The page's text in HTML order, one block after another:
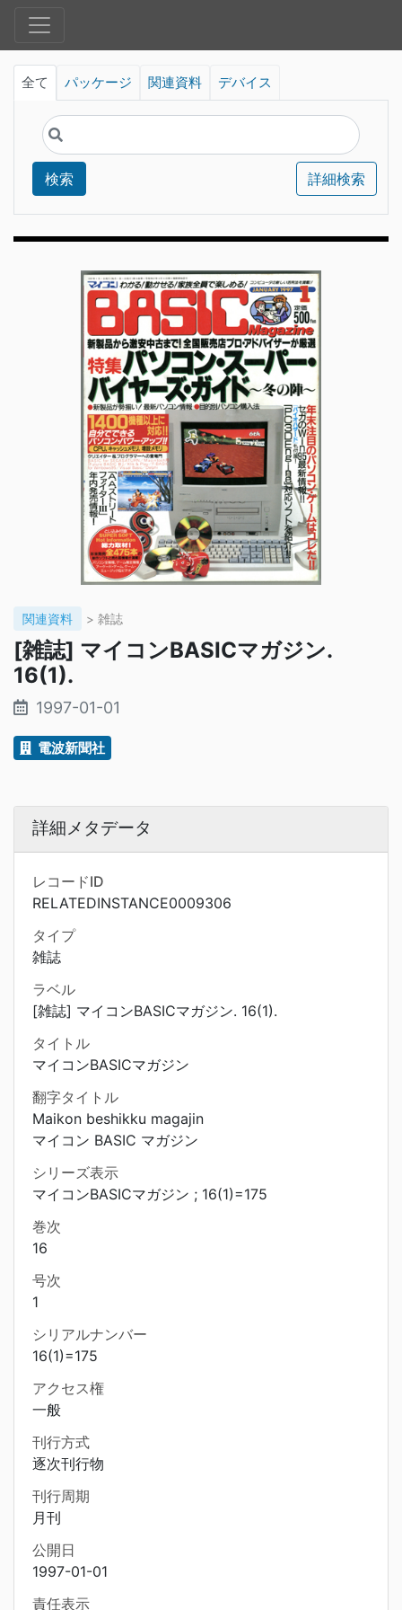
全て パッケージ 関連資料 デバイス
検索 詳細検索
関連資料 > 雑誌
[雑誌] マイコンBASICマガジン.
16(1).
1997-01-01
電波新聞社
詳細メタデータ
レコードID
RELATEDINSTANCE0009306
タイプ
雑誌
ラベル
[雑誌] マイコンBASICマガジン. 16(1).
タイトル
マイコンBASICマガジン
翻字タイトル
Maikon beshikku magajin
マイコン BASIC マガジン
シリーズ表示
マイコンBASICマガジン ; 16(1)=175
巻次
16
号次
1
シリアルナンバー
16(1)=175
アクセス権
一般
刊行方式
逐次刊行物
刊行周期
月刊
公開日
1997-01-01
責任表示